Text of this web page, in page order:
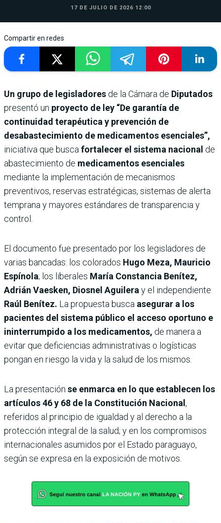
17 DE JULIO DE 2026 12:00
Compartir en redes
Un grupo de legisladores de la Cámara de Diputados
presentó un proyecto de ley “De garantía de
continuidad terapéutica y prevención de
desabastecimiento de medicamentos esenciales”,
iniciativa que buscafortalecer el sistema nacional de
abastecimiento de medicamentos esenciales
mediante la implementación de mecanismos
preventivos, reservas estratégicas, sistemas de alerta
temprana y mayores estándares de transparencia y
control.
El documento fue presentado por los legisladores de
varias bancadas: los colorados Hugo Meza, Mauricio
Espínola; los liberales María Constancia Benítez,
Adrián Vaesken, Diosnel Aguileray el independiente
Raúl Benítez. La propuesta busca asegurar a los
pacientes del sistema público el acceso oportuno e
ininterrumpido a los medicamentos, de manera a
evitar que deficiencias administrativas o logísticas
pongan en riesgo la vida y la salud de los mismos.
La presentación se enmarca en lo que establecen los
artículos 46 y 68 de la Constitución Nacional ,
referidos al principio de igualdad y al derecho a la
protección integral de la salud; y en los compromisos
internacionales asumidos por el Estado paraguayo,
según se expresa en la exposición de motivos.